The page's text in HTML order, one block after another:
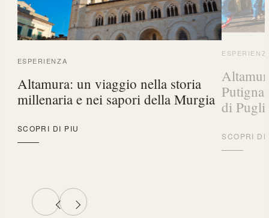
ESPERIENZA
Altamura: un viaggio nella storia
millenaria e nei sapori della Murgia
SCOPRI DI PIU
di
SCOPRI DI